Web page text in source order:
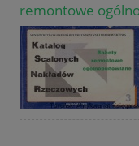
remontowe